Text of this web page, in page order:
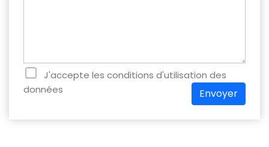
J'accepte les conditions d'utilisation des
données
Envoyer